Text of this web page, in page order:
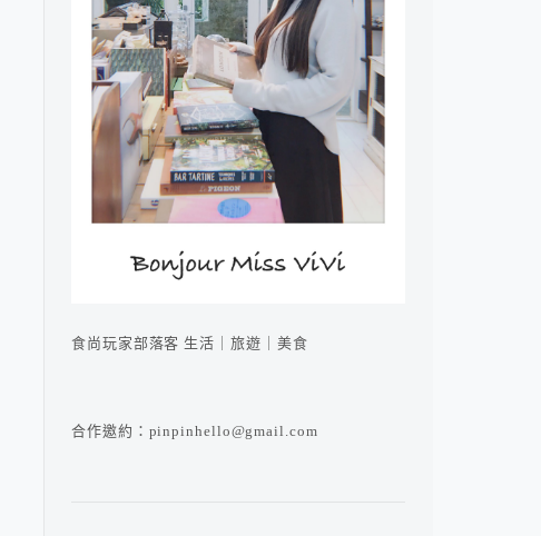
食尚玩家部落客 生活｜旅遊｜美食
合作邀約：pinpinhello@gmail.com